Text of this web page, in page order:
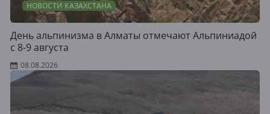
НОВОСТИ КАЗАХСТАНА
День альпинизма в Алматы отмечают Альпиниадой
с 8-9 августа
08.08.2026